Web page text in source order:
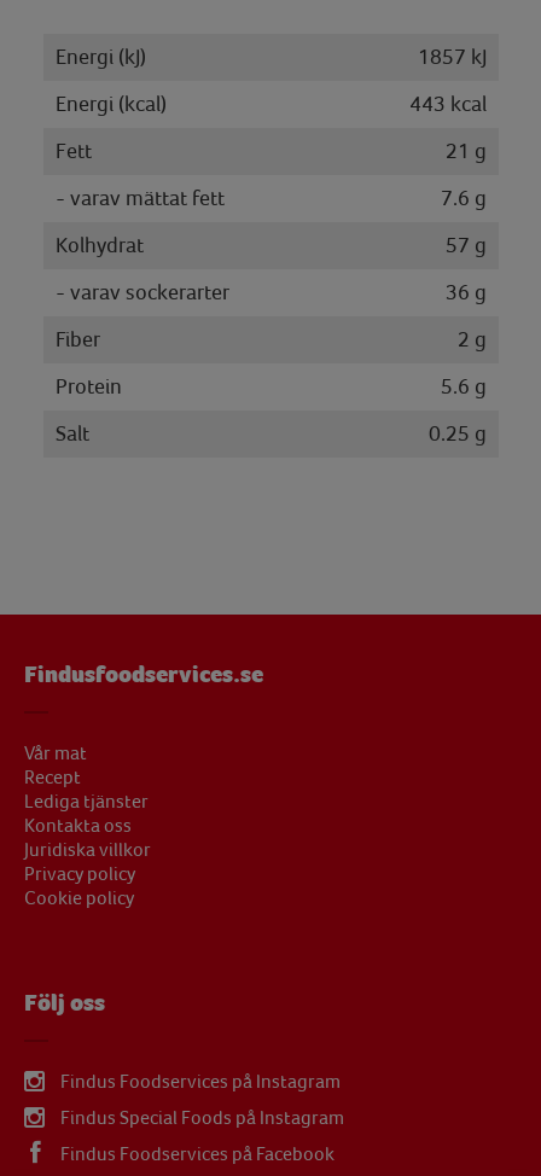
Energi (kJ)
1857 kJ
Energi (kcal)
443 kcal
Fett
21 g
- varav mättat fett
7.6 g
Kolhydrat
57 g
- varav sockerarter
36 g
Fiber
2 g
Protein
5.6 g
Salt
0.25 g
Findusfoodservices.se
Vår mat
Recept
Lediga tjänster
Kontakta oss
Juridiska villkor
Privacy policy
Cookie policy
Följ oss
Findus Foodservices på Instagram
Findus Special Foods på Instagram
Findus Foodservices på Facebook